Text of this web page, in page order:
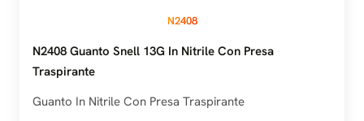
N2408
N2408 Guanto Snell 13G In Nitrile Con Presa
Traspirante
Guanto In Nitrile Con Presa Traspirante